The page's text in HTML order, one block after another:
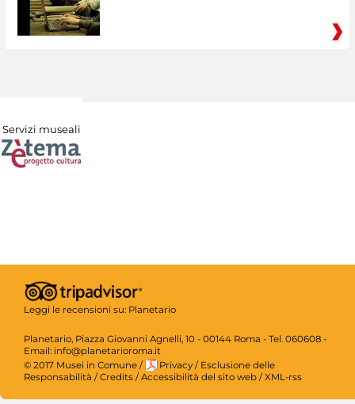
Servizi museali
Leggi le recensioni su: Planetario
Planetario, Piazza Giovanni Agnelli, 10 - 00144 Roma - Tel. 060608 -
Email: info@planetarioroma.it
© 2017 Musei in Comune / Privacy / Esclusione delle
Responsabilità / Credits / Accessibilità del sito web / XML-rss